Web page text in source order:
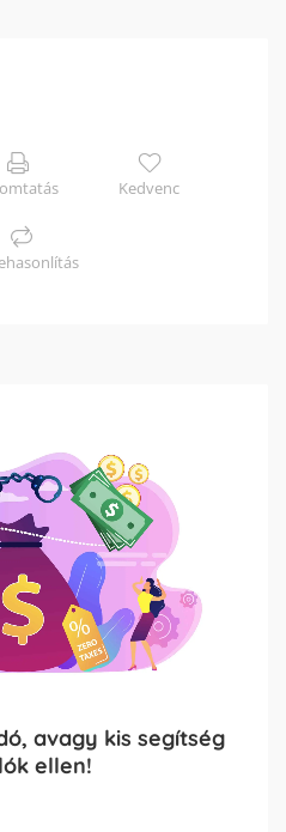
Kedvenc
avagy kis segítség
ellen!